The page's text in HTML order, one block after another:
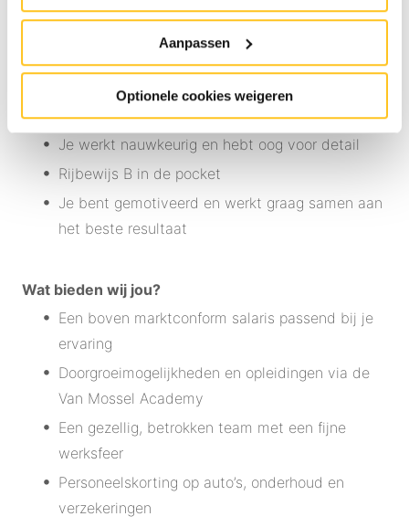
kunt de cookie instellingen te allen tijde aanpassen via de
link onderaan de website.Aanpassen
Optionele cookies weigeren
naar topkwaliteit
Wie ben jij?
Je hebt ervaring als voorbewerker (pré: ervaring
met STP en OSS)
Je werkt nauwkeurig en hebt oog voor detail
Rijbewijs B in de pocket
Je bent gemotiveerd en werkt graag samen aan
het beste resultaat
Wat bieden wij jou?
Een boven marktconform salaris passend bij je
ervaring
Doorgroeimogelijkheden en opleidingen via de
Van Mossel Academy
Een gezellig, betrokken team met een fijne
werksfeer
Personeelskorting op auto’s, onderhoud en
verzekeringen